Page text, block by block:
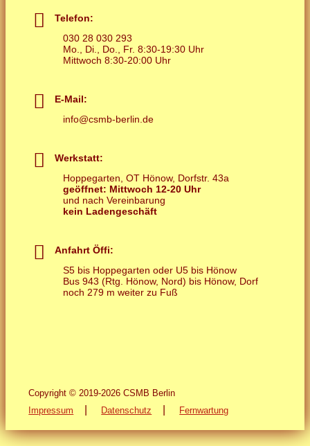
Telefon:
030 28 030 293
Mo., Di., Do., Fr. 8:30-19:30 Uhr
Mittwoch 8:30-20:00 Uhr
E-Mail:
info@csmb-berlin.de
Werkstatt:
Hoppegarten, OT Hönow, Dorfstr. 43a
geöffnet: Mittwoch 12-20 Uhr
und nach Vereinbarung
kein Ladengeschäft
Anfahrt Öffi:
S5 bis Hoppegarten oder U5 bis Hönow
Bus 943 (Rtg. Hönow, Nord) bis Hönow, Dorf
noch 279 m weiter zu Fuß
Copyright © 2019-2026 CSMB Berlin
Impressum
Datenschutz Fernwartung